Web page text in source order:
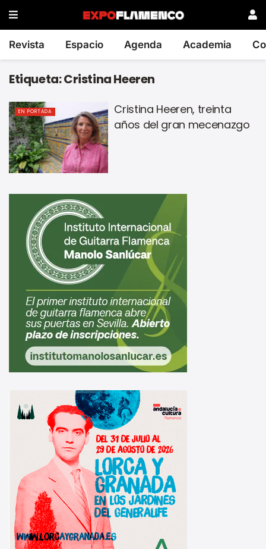
Revista Espacio Agenda Academia
Etiqueta:Cristina Heeren
EN PORTADA
Cristina Heeren, treinta
años del gran mecenazgo